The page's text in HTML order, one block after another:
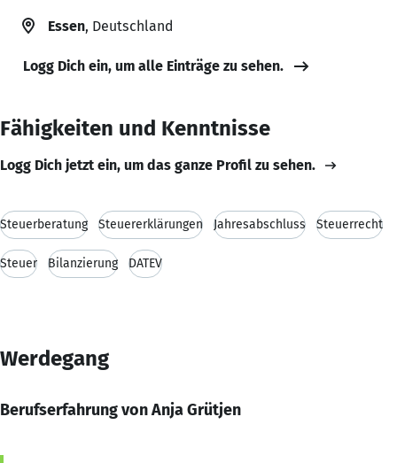
Essen, Deutschland
Logg Dich ein, um alle Einträge zu sehen.
Fähigkeiten und Kenntnisse
Logg Dich jetzt ein, um das ganze Profil zu sehen.
Steuerberatung Steuererklärungen Jahresabschluss Steuerrecht
Steuer Bilanzierung DATEV
Werdegang
Berufserfahrung von Anja Grütjen